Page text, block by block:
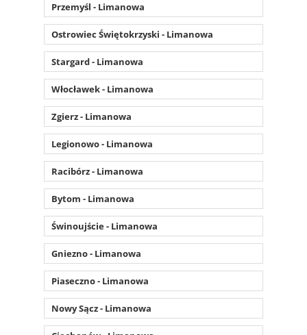
Przemyśl - Limanowa
Ostrowiec Świętokrzyski - Limanowa
Stargard - Limanowa
Włocławek - Limanowa
Zgierz - Limanowa
Legionowo - Limanowa
Racibórz - Limanowa
Bytom - Limanowa
Świnoujście - Limanowa
Gniezno - Limanowa
Piaseczno - Limanowa
Nowy Sącz - Limanowa